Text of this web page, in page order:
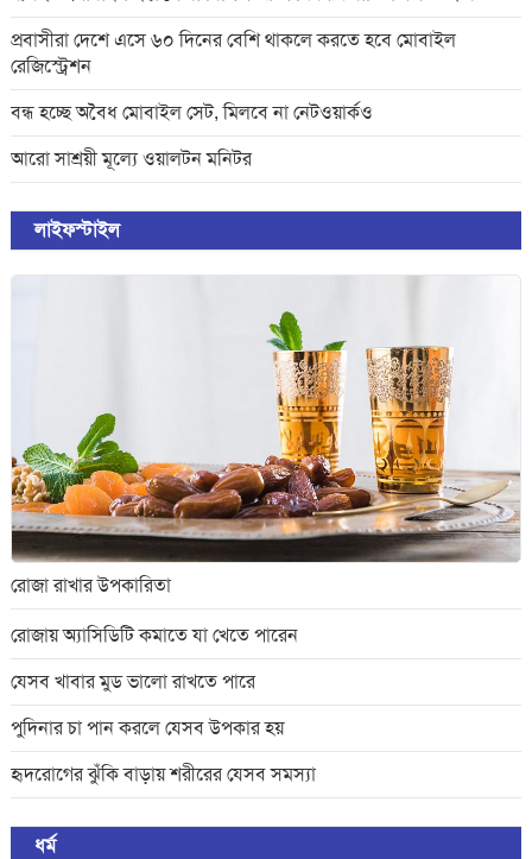
পরিবেশ
ইরানের সর্বোচ্চ ধর্মীয় নেতা খামেনি নিহত
গান দিয়ে তারুণ্যে আধুনিকতা আনতে
জিসানের সেঞ্চুরি আর হাসানের দুর্দান্ত
ব্যাটিংয়ে জয় ইস্ট-সেন্ট্রাল জোনের
শপথ করি যেন, আমাদের কাজগুলো মানুষের
ভাগ্যের পরিবর্তনের জন্য হয়: প্রধানমন্ত্রী
ইরানে মেয়েদের স্কুলে ইসরায়েলের হামলা,
অন্তত ৪০ শিক্ষার্থী নিহত
বলিভিয়ায় টাকা ভর্তি উড়োজাহাজ বিধ্বস্ত হয়ে
১৫ জন নিহত
তাপমাত্রা বাড়ছে,বাড়তে পারে দিনের গরম
প্রবাসীরা দেশে এসে ৬০ দিনের বেশি থাকলে করতে হবে মোবাইল
রেজিস্ট্রেশন
বন্ধ হচ্ছে অবৈধ মোবাইল সেট, মিলবে না নেটওয়ার্কও
আরো সাশ্রয়ী মূল্যে ওয়ালটন মনিটর
লাইফস্টাইল
রোজা রাখার উপকারিতা
রোজায় অ্যাসিডিটি কমাতে যা খেতে পারেন
যেসব খাবার মুড ভালো রাখতে পারে
পুদিনার চা পান করলে যেসব উপকার হয়
হৃদরোগের ঝুঁকি বাড়ায় শরীরের যেসব সমস্যা
ধর্ম